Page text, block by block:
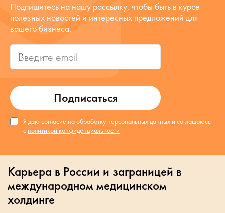
Подписаться
Подпишитесь на нашу рассылку, чтобы быть в курсе
полезных новостей и интересных предложений для
вашего бизнеса.
Я даю согласие на обработку персональных данных и соглашаюсь
с политикой конфиденциальности
Карьера в России и заграницей в
международном медицинском
холдинге